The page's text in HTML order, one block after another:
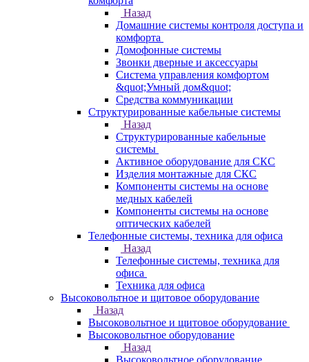
Назад
Домашние системы контроля доступа и
комфорта
Домофонные системы
Звонки дверные и аксессуары
Система управления комфортом
&quot;Умный дом&quot;
Средства коммуникации
Структурированные кабельные системы
Назад
Структурированные кабельные
системы
Активное оборудование для СКС
Изделия монтажные для СКС
Компоненты системы на основе
медных кабелей
Компоненты системы на основе
оптических кабелей
Телефонные системы, техника для офиса
Назад
Телефонные системы, техника для
офиса
Техника для офиса
Высоковольтное и щитовое оборудование
Назад
Высоковольтное и щитовое оборудование
Высоковольтное оборудование
Назад
Высоковольтное оборудование